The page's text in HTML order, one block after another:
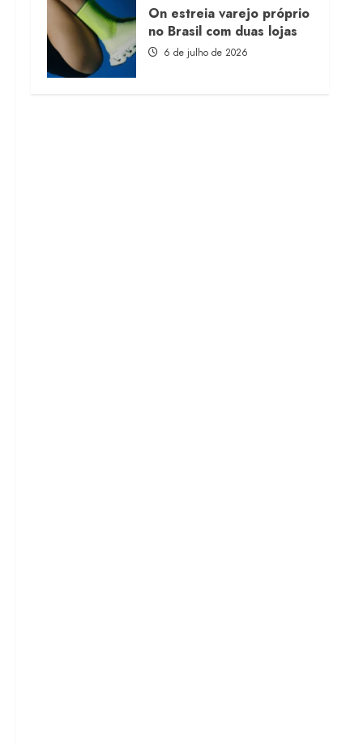
On estreia varejo próprio
no Brasil com duas lojas
6 de julho de 2026